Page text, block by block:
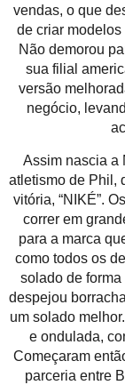
vendas, o que
de criar
Não demorou
sua filial
versão
negócio,
Assim nascia a
atletismo de Phil,
vitória, “NIKÉ”.
correr em
para a marca
como todos os
solado de
despejou
um solado
e ondulada,
Começaram
parceria entre